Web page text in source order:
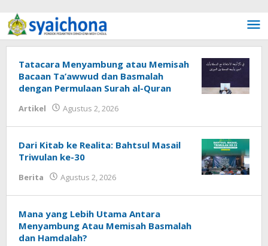
Tatacara Menyambung atau Memisah
Bacaan Ta’awwud dan Basmalah
dengan Permulaan Surah al-Quran
Artikel Agustus 2, 2026
Dari Kitab ke Realita: Bahtsul Masail
Triwulan ke-30
Berita Agustus 2, 2026
Mana yang Lebih Utama Antara
Menyambung Atau Memisah Basmalah
dan Hamdalah?